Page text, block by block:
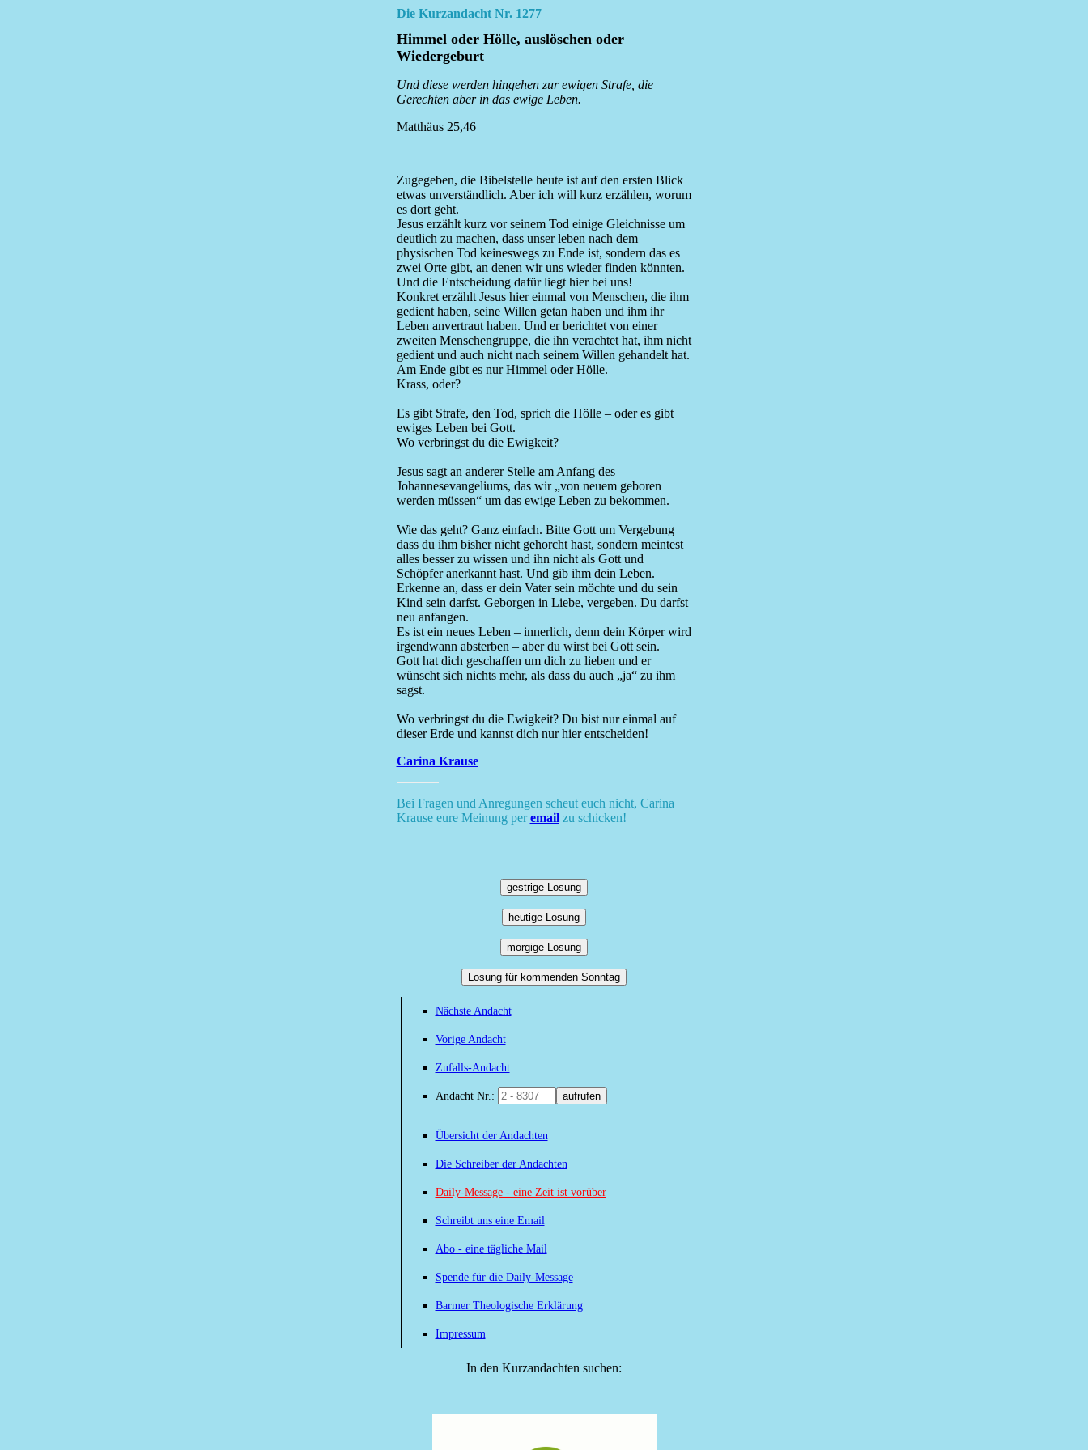
Die Kurzandacht Nr. 1277
Himmel oder Hölle, auslöschen oder
Wiedergeburt
Und diese werden hingehen zur ewigen Strafe, die
Gerechten aber in das ewige Leben.
Matthäus 25,46
Zugegeben, die Bibelstelle heute ist auf den ersten Blick
etwas unverständlich. Aber ich will kurz erzählen, worum
es dort geht.
Jesus erzählt kurz vor seinem Tod einige Gleichnisse um
deutlich zu machen, dass unser leben nach dem
physischen Tod keineswegs zu Ende ist, sondern das es
zwei Orte gibt, an denen wir uns wieder finden könnten.
Und die Entscheidung dafür liegt hier bei uns!
Konkret erzählt Jesus hier einmal von Menschen, die ihm
gedient haben, seine Willen getan haben und ihm ihr
Leben anvertraut haben. Und er berichtet von einer
zweiten Menschengruppe, die ihn verachtet hat, ihm nicht
gedient und auch nicht nach seinem Willen gehandelt hat.
Am Ende gibt es nur Himmel oder Hölle.
Krass, oder?
Es gibt Strafe, den Tod, sprich die Hölle – oder es gibt
ewiges Leben bei Gott.
Wo verbringst du die Ewigkeit?
Jesus sagt an anderer Stelle am Anfang des
Johannesevangeliums, das wir „von neuem geboren
werden müssen“ um das ewige Leben zu bekommen.
Wie das geht? Ganz einfach. Bitte Gott um Vergebung
dass du ihm bisher nicht gehorcht hast, sondern meintest
alles besser zu wissen und ihn nicht als Gott und
Schöpfer anerkannt hast. Und gib ihm dein Leben.
Erkenne an, dass er dein Vater sein möchte und du sein
Kind sein darfst. Geborgen in Liebe, vergeben. Du darfst
neu anfangen.
Es ist ein neues Leben – innerlich, denn dein Körper wird
irgendwann absterben – aber du wirst bei Gott sein.
Gott hat dich geschaffen um dich zu lieben und er
wünscht sich nichts mehr, als dass du auch „ja“ zu ihm
sagst.
Wo verbringst du die Ewigkeit? Du bist nur einmal auf
dieser Erde und kannst dich nur hier entscheiden!
Carina Krause
Bei Fragen und Anregungen scheut euch nicht, Carina
Krause eure Meinung peremailzu schicken!
gestrige Losung
heutige Losung
morgige Losung
Losung für kommenden Sonntag
Nächste Andacht
Vorige Andacht
Zufalls-Andacht
Andacht Nr.: aufrufen
Übersicht der Andachten
Die Schreiber der Andachten
Daily-Message - eine Zeit ist vorüber
Schreibt uns eine Email
Abo - eine tägliche Mail
Spende für die Daily-Message
Barmer Theologische Erklärung
Impressum
In den Kurzandachten suchen: